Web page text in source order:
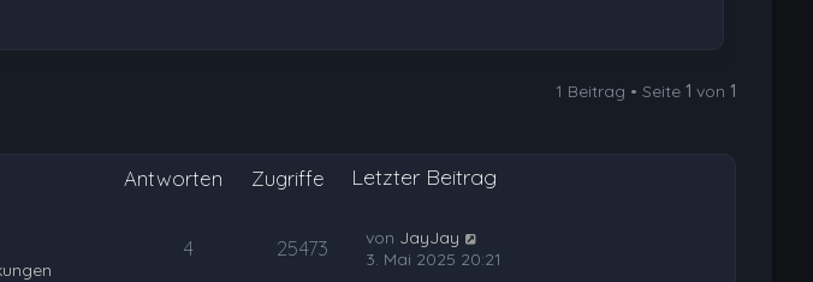
1 Beitrag • Seite1 von1
Antworten Zugriffe Letzter Beitrag
4 25473 von JayJay
3. Mai 2025 20:21